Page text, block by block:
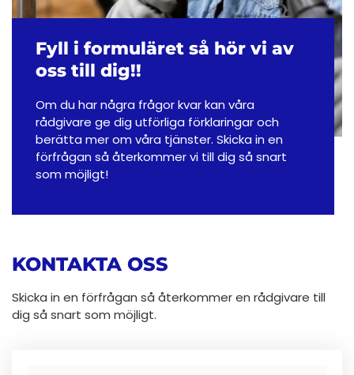
Fyll i formuläret så hör vi av
oss till dig!!
Om du har några frågor kvar kan våra
rådgivare ge dig utförliga förklaringar och
berätta mer om våra tjänster. Skicka in en
förfrågan så återkommer vi till dig så snart
som möjligt!
KONTAKTA OSS
Skicka in en förfrågan så återkommer en rådgivare till
dig så snart som möjligt.